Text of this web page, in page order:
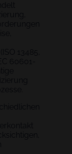
13485,
60601-